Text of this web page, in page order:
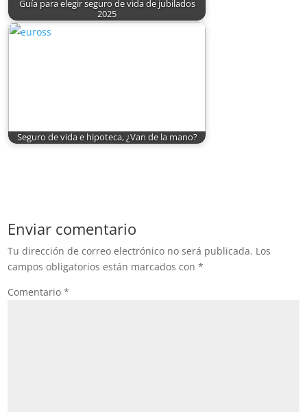
Guía para elegir seguro de vida de jubilados
2025
Seguro de vida e hipoteca, ¿Van de la mano?
Enviar comentario
Tu dirección de correo electrónico no será publicada. Los
campos obligatorios están marcados con*
Comentario*